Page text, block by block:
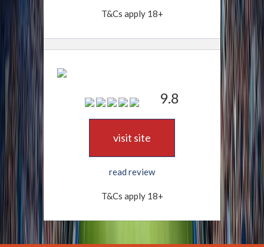
T&Cs apply 18+
9.8
visit site
read review
T&Cs apply 18+